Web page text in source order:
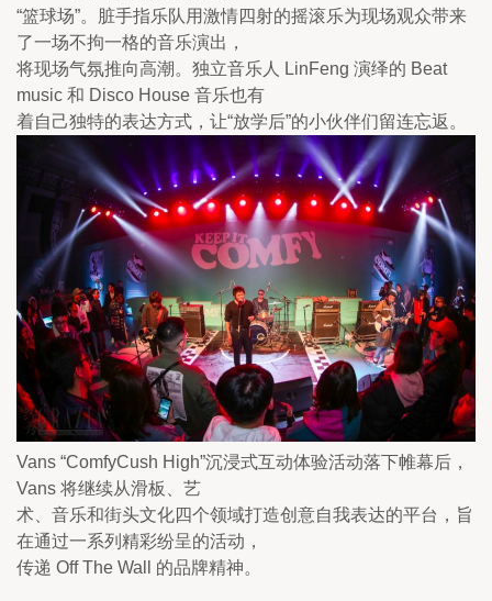
“篮球场”。脏手指乐队用激情四射的摇滚乐为现场观众带来
了一场不拘一格的音乐演出，
将现场气氛推向高潮。独立音乐人 LinFeng 演绎的 Beat
music 和 Disco House 音乐也有
着自己独特的表达方式，让“放学后”的小伙伴们留连忘返。
Vans “ComfyCush High”沉浸式互动体验活动落下帷幕后，
Vans 将继续从滑板、艺
术、音乐和街头文化四个领域打造创意自我表达的平台，旨
在通过一系列精彩纷呈的活动，
传递 Off The Wall 的品牌精神。